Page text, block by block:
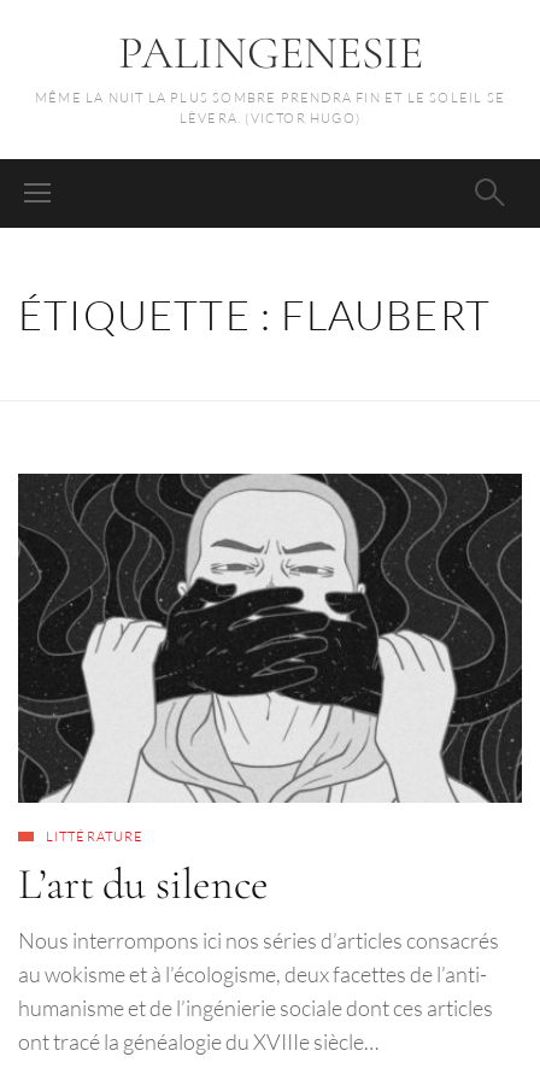
PALINGENESIE
MÊME LA NUIT LA PLUS SOMBRE PRENDRA FIN ET LE SOLEIL SE
LÈVERA. (VICTOR HUGO)
ÉTIQUETTE : FLAUBERT
LITTÉRATURE
L’art du silence
Nous interrompons ici nos séries d’articles consacrés
au wokisme et à l’écologisme, deux facettes de l’anti-
humanisme et de l’ingénierie sociale dont ces articles
ont tracé la généalogie du XVIIIe siècle…